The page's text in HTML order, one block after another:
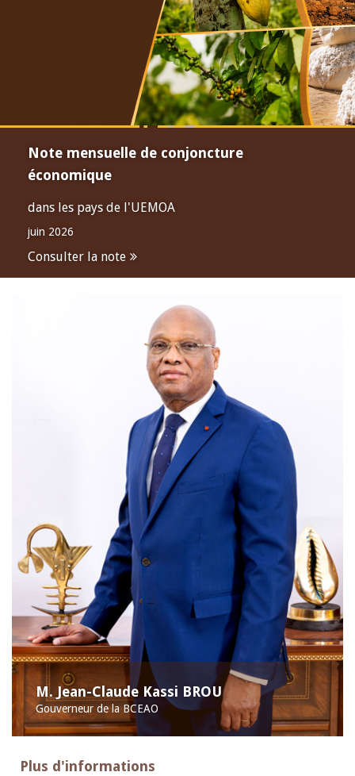
Note mensuelle de conjoncture
économique
dans les pays de l'UEMOA
juin 2026
Consulter la note
M. Jean-Claude Kassi BROU
Gouverneur de la BCEAO
Plus d'informations